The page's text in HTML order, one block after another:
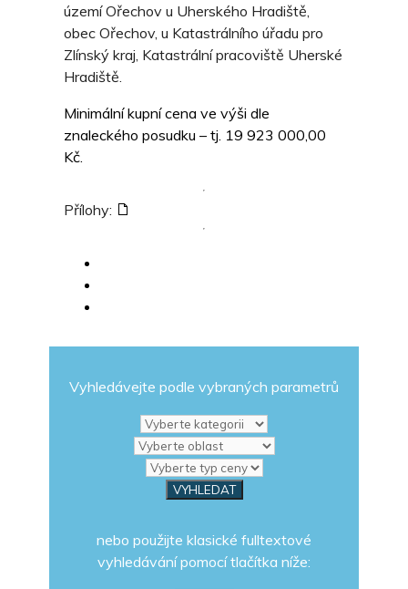
území Ořechov u Uherského Hradiště,
obec Ořechov, u Katastrálního úřadu pro
Zlínský kraj, Katastrální pracoviště Uherské
Hradiště.
Minimální kupní cena ve výši dle
znaleckého posudku – tj. 19 923 000,00
Kč.
Přílohy:
Vyhledávejte podle vybraných parametrů
nebo použijte klasické fulltextové
vyhledávání pomocí tlačítka níže: